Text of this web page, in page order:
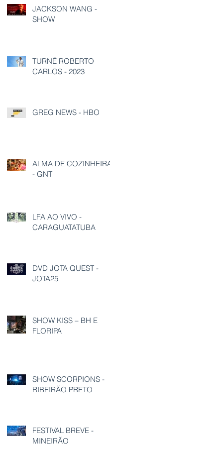
JACKSON WANG -
SHOW
TURNÊ ROBERTO
CARLOS - 2023
GREG NEWS - HBO
ALMA DE COZINHEIRA
- GNT
LFA AO VIVO -
CARAGUATATUBA
DVD JOTA QUEST -
JOTA25
SHOW KISS – BH E
FLORIPA
SHOW SCORPIONS -
RIBEIRÃO PRETO
FESTIVAL BREVE -
MINEIRÃO